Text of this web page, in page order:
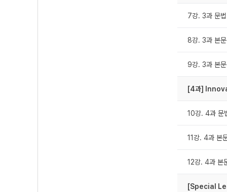
7강. 3과 문법
8강. 3과 본
9강. 3과 본
[4과]
10강. 4과 문
11강. 4과 본
12강. 4과 본
[Special